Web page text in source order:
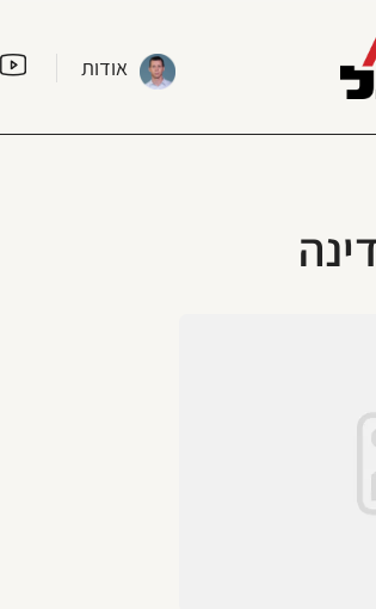
אודות